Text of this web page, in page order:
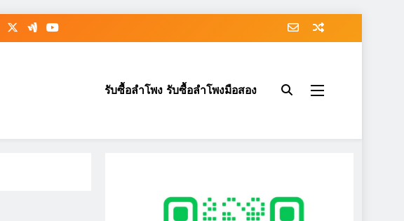
รับซื้อลำโพง รับซื้อลำโพงมือสอง